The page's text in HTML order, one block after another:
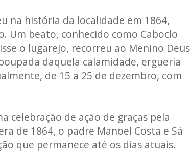
na história da localidade em 1864,
Um beato, conhecido como Caboclo
o lugarejo, recorreu ao Menino
daquela calamidade, ergueria
de 15 a 25 de dezembro, com
celebração de ação de graças pela
de 1864, o padre Manoel Costa e Sá
que permanece até os dias atuais.